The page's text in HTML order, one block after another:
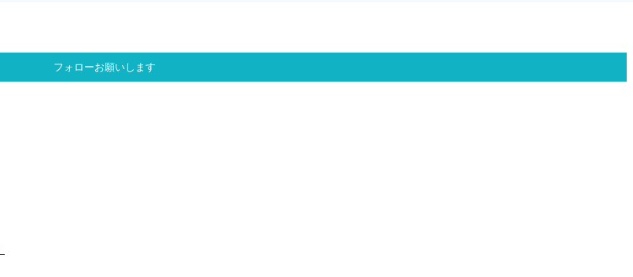
フォローお願いします